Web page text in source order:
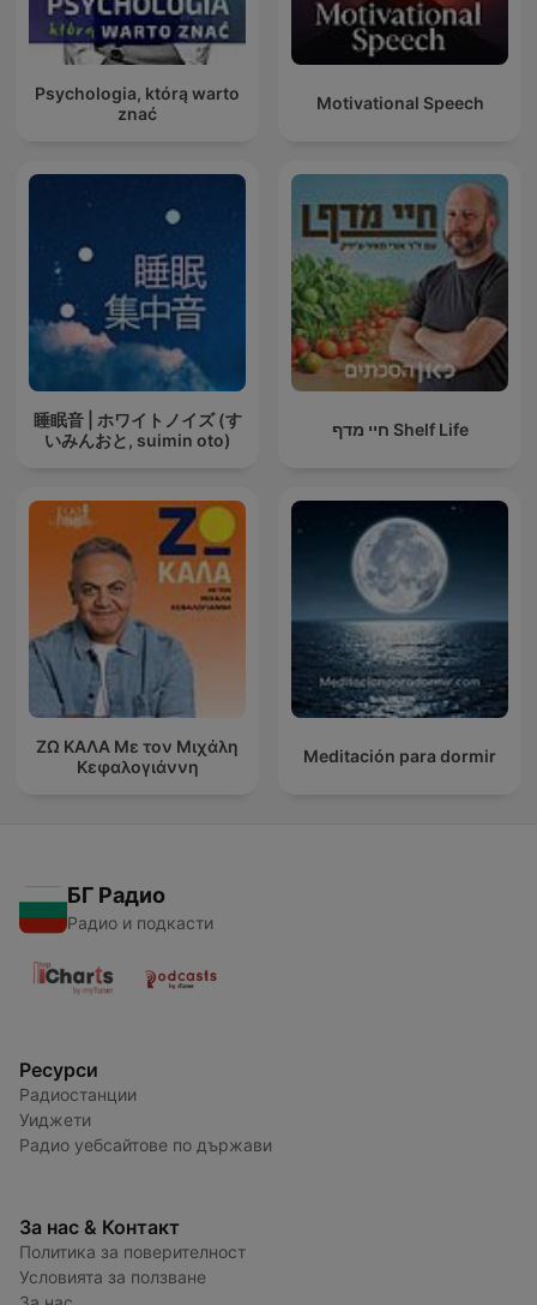
Psychologia, którą warto
znać
Motivational Speech
睡眠音 | ホワイトノイズ (す
いみんおと, suimin oto)
חיי מדף Shelf Life
ΖΩ ΚΑΛΑ Με τον Μιχάλη
Κεφαλογιάννη
Meditación para dormir
БГ Радио
Радио и подкасти
Ресурси
Радиостанции
Уиджети
Радио уебсайтове по държави
За нас & Контакт
Политика за поверителност
Условията за ползване